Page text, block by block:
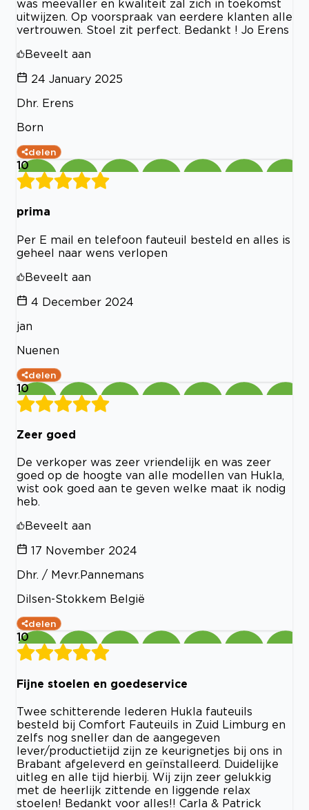
was meevaller en kwaliteit zal zich in toekomst
uitwijzen. Op voorspraak van eerdere klanten alle
vertrouwen. Stoel zit perfect. Bedankt ! Jo Erens
Beveelt aan
24 January 2025
Dhr. Erens
Born
delen
10
prima
Per E mail en telefoon fauteuil besteld en alles is
geheel naar wens verlopen
Beveelt aan
4 December 2024
jan
Nuenen
delen
10
Zeer goed
De verkoper was zeer vriendelijk en was zeer
goed op de hoogte van alle modellen van Hukla,
wist ook goed aan te geven welke maat ik nodig
heb.
Beveelt aan
17 November 2024
Dhr. / Mevr.Pannemans
Dilsen-Stokkem België
delen
10
Fijne stoelen en goedeservice
Twee schitterende lederen Hukla fauteuils
besteld bij Comfort Fauteuils in Zuid Limburg en
zelfs nog sneller dan de aangegeven
lever/productietijd zijn ze keurignetjes bij ons in
Brabant afgeleverd en geïnstalleerd. Duidelijke
uitleg en alle tijd hierbij. Wij zijn zeer gelukkig
met de heerlijk zittende en liggende relax
stoelen! Bedankt voor alles!! Carla & Patrick